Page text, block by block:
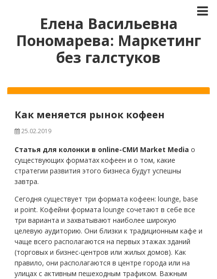
Елена Васильевна
Пономарева: Маркетинг
без галстуков
Как меняется рынок кофеен
25.02.2019
Статья для колонки в online-СМИ Market Media о
существующих форматах кофеен и о том, какие
стратегии развития этого бизнеса будут успешны
завтра.
Сегодня существует три формата кофеен: lounge, base
и point. Кофейни формата lounge сочетают в себе все
три варианта и захватывают наиболее широкую
целевую аудиторию. Они близки к традиционным кафе и
чаще всего располагаются на первых этажах зданий
(торговых и бизнес-центров или жилых домов). Как
правило, они располагаются в центре города или на
улицах с активным пешеходным трафиком. Важным